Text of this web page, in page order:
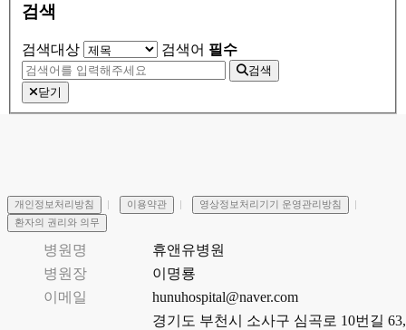
검색
검색대상 검색어 필수
검색
닫기
개인정보처리방침 이용약관
영상정보처리기기 운영관리방침
환자의 권리와 의무
병원명
휴앤유병원
병원장
이명룡
이메일
hunuhospital@naver.com
경기도 부천시 소사구 심곡로 10번길